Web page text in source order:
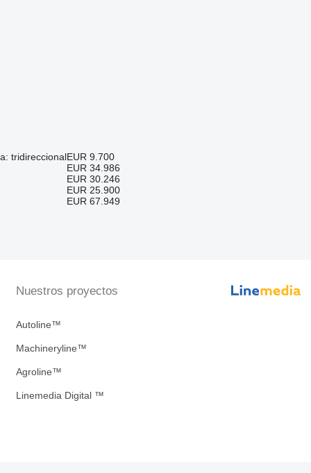
tridireccionalEUR 9.700
EUR 34.986
EUR 30.246
EUR 25.900
EUR 67.949
Nuestros proyectos
Autoline™
Machineryline™
Agroline™
Linemedia Digital ™